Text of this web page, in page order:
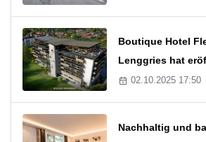
Boutique Hotel
Lenggries hat
02.10.2025 17:50
Nachhaltig und